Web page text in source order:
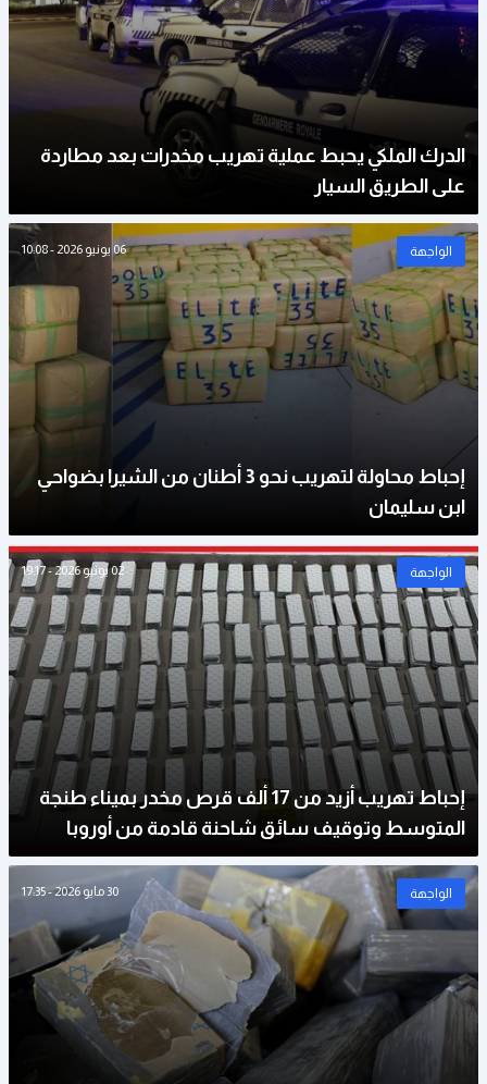
الدرك الملكي يحبط عملية تهريب مخدرات بعد مطاردة
على الطريق السيار
الواجهة 06 يونيو 2026 - 10:08
إحباط محاولة لتهريب نحو 3 أطنان من الشيرا بضواحي
ابن سليمان
الواجهة 02 يونيو 2026 - 19:17
إحباط تهريب أزيد من 17 ألف قرص مخدر بميناء طنجة
المتوسط وتوقيف سائق شاحنة قادمة من أوروبا
الواجهة 30 مايو 2026 - 17:35